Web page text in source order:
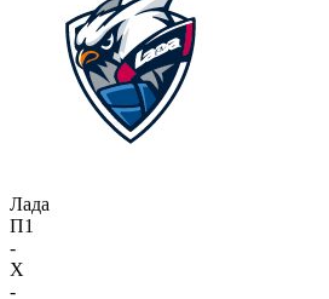
Лада
П1
-
X
-